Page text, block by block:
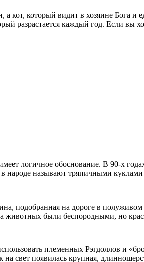
кот, который видит в хозяине Бога
разрастается каждый год. Если вы
логичное обоснование. В 90-х
называют тряпичными
подобранная на дороге в
были беспородными, но
племенных Рэгдоллов и
свет появилась крупная,